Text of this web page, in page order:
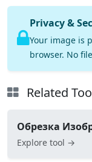
Privacy &
Your image is
browser. No
Related
Обрезка
Explore tool →